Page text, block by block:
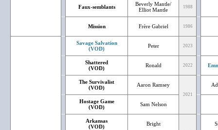
Faux-semblants
Beverly Mantle/
Elliot Mantle
1988
Mission Frère Gabriel 1986
Savage Salvation
(VOD)
Peter 2023
Shattered
(VOD)
Ronald 2022
The Survivalist
(VOD)
Aaron Ramsey
2021
Hostage Game
(VOD)
Sam Nelson
Arkansas
(VOD)
Bright